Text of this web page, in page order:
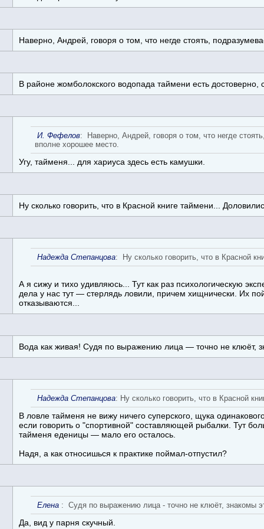
Наверно, Андрей, говоря о том, что негде стоять,
В районе жомболокского водопада таймени есть
И. Фефелов: Наверно, Андрей, говоря о том, что негде
вполне хорошее место.
Угу, тайменя... для хариуса здесь есть камушки.
Ну сколько говорить, что в Красной книге таймени...
Надежда Степанцова: Ну сколько говорить, что в Красной
А я сижу и тихо удивляюсь... Тут как раз психологическую
дела у нас тут — стерлядь ловили, причем хищнически. Их
отказываются...
Вода как живая! Судя по выражению лица — точно не клюёт,
Надежда Степанцова: Ну сколько говорить, что в Красной
В ловле тайменя не вижу ничего суперского, щука
если говорить о "спортивной" составляющей рыбалки. Тут
тайменя еденицы — мало его осталось.
Надя, а как относишься к практике поймал-отпустил?
Елена : Судя по выражению лица - точно не клюёт, знакомы
Да, вид у парня скучный.